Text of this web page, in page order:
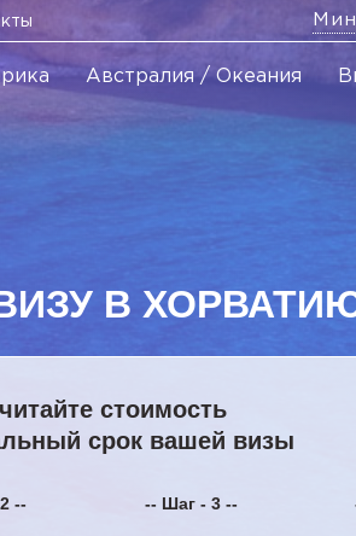
Австралия / Океания
В ХОРВАТИЮ
стоимость
срок вашей визы
-- -- Шаг - 3 --